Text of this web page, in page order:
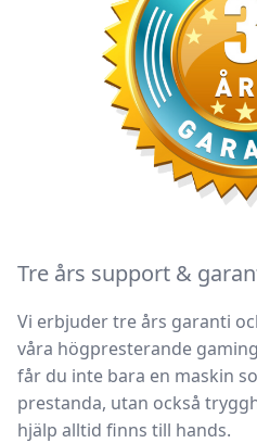
Tre års support &
Vi erbjuder tre års garanti
våra högpresterande
får du inte bara en maskin
prestanda, utan också
hjälp alltid finns till hands.